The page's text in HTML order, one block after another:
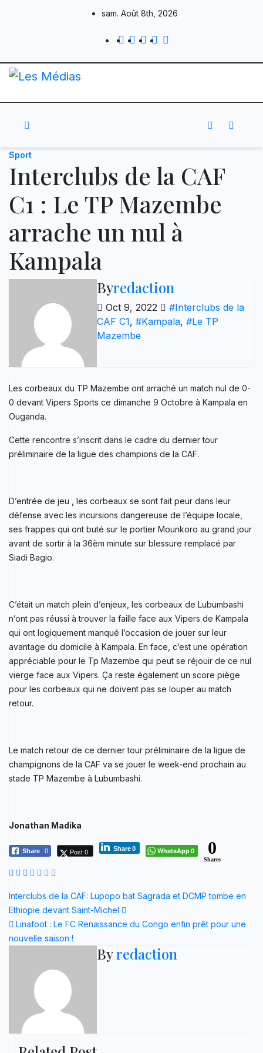
sam. Août 8th, 2026
Sport
Interclubs de la CAF
C1 : Le TP Mazembe
arrache un nul à
Kampala
Byredaction
Oct 9, 2022
#Interclubs de la
CAF C1, #Kampala, #Le TP
Mazembe
Les corbeaux du TP Mazembe ont arraché un match nul de 0-
0 devant Vipers Sports ce dimanche 9 Octobre à Kampala en
Ouganda.
Cette rencontre s’inscrit dans le cadre du dernier tour
préliminaire de la ligue des champions de la CAF.
D’entrée de jeu , les corbeaux se sont fait peur dans leur
défense avec les incursions dangereuse de l’équipe locale,
ses frappes qui ont buté sur le portier Mounkoro au grand jour
avant de sortir à la 36èm minute sur blessure remplacé par
Siadi Bagio.
C’était un match plein d’enjeux, les corbeaux de Lubumbashi
n’ont pas réussi à trouver la faille face aux Vipers de Kampala
qui ont logiquement manqué l’occasion de jouer sur leur
avantage du domicile à Kampala. En face, c’est une opération
appréciable pour le Tp Mazembe qui peut se réjouir de ce nul
vierge face aux Vipers. Ça reste également un score piège
pour les corbeaux qui ne doivent pas se louper au match
retour.
Le match retour de ce dernier tour préliminaire de la ligue de
champignons de la CAF va se jouer le week-end prochain au
stade TP Mazembe à Lubumbashi.
Jonathan Madika
Share 0 Post 0 Share0 WhatsApp0 0
Shares
Navigation
de
l’article
Interclubs de la CAF: Lupopo bat Sagrada et DCMP tombe en
Ethiopie devant Saint-Michel
Linafoot : Le FC Renaissance du Congo enfin prêt pour une
nouvelle saison !
Byredaction